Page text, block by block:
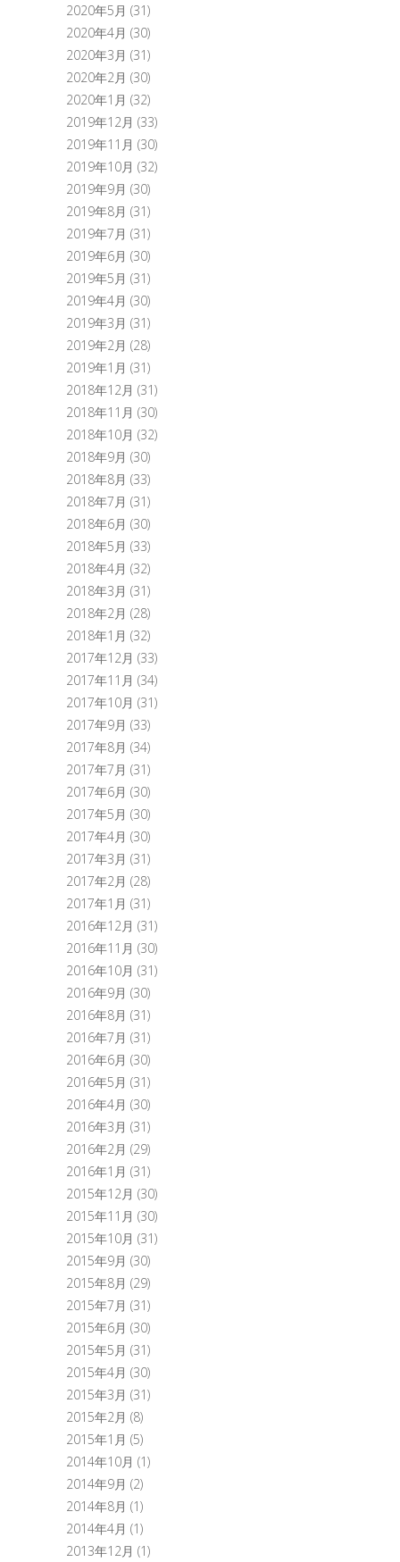
2020年5月 (31)
2020年4月 (30)
2020年3月 (31)
2020年2月 (30)
2020年1月 (32)
2019年12月 (33)
2019年11月 (30)
2019年10月 (32)
2019年9月 (30)
2019年8月 (31)
2019年7月 (31)
2019年6月 (30)
2019年5月 (31)
2019年4月 (30)
2019年3月 (31)
2019年2月 (28)
2019年1月 (31)
2018年12月 (31)
2018年11月 (30)
2018年10月 (32)
2018年9月 (30)
2018年8月 (33)
2018年7月 (31)
2018年6月 (30)
2018年5月 (33)
2018年4月 (32)
2018年3月 (31)
2018年2月 (28)
2018年1月 (32)
2017年12月 (33)
2017年11月 (34)
2017年10月 (31)
2017年9月 (33)
2017年8月 (34)
2017年7月 (31)
2017年6月 (30)
2017年5月 (30)
2017年4月 (30)
2017年3月 (31)
2017年2月 (28)
2017年1月 (31)
2016年12月 (31)
2016年11月 (30)
2016年10月 (31)
2016年9月 (30)
2016年8月 (31)
2016年7月 (31)
2016年6月 (30)
2016年5月 (31)
2016年4月 (30)
2016年3月 (31)
2016年2月 (29)
2016年1月 (31)
2015年12月 (30)
2015年11月 (30)
2015年10月 (31)
2015年9月 (30)
2015年8月 (29)
2015年7月 (31)
2015年6月 (30)
2015年5月 (31)
2015年4月 (30)
2015年3月 (31)
2015年2月 (8)
2015年1月 (5)
2014年10月 (1)
2014年9月 (2)
2014年8月 (1)
2014年4月 (1)
2013年12月 (1)